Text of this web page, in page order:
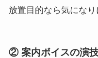
放置目的なら気になり
② 案内ボイスの演